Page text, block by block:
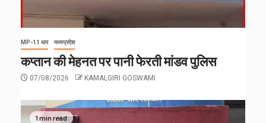
MP-11 धार मध्यप्रदेश
कप्तान की मेहनत पर पानी फेरती मांडव पुलिस
07/08/2026 KAMALGIRI GOSWAMI
1 min read